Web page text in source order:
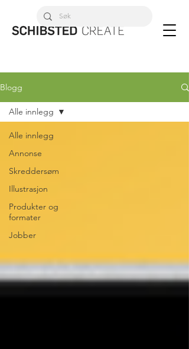
Blogg
Alle innlegg
Annonse
Skreddersøm
Illustrasjon
Produkter og
formater
Jobber
Alle innlegg